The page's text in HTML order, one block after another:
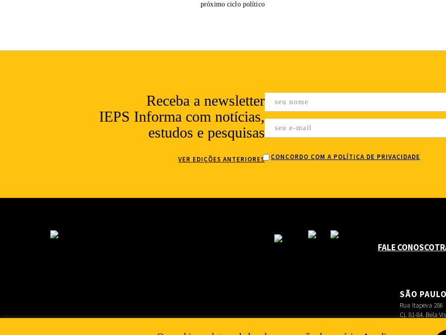
próximo ciclo político
Receba a newsletter
IEPS Informa com notícias,
estudos e pesquisas
VER EDIÇÕES ANTERIORES CONCORDO COM A POLÍTICA DE PRIVACIDADE
FALE CONOSCO
SÃO
Rua Itapeva 286
Cj. 81-84. Bela